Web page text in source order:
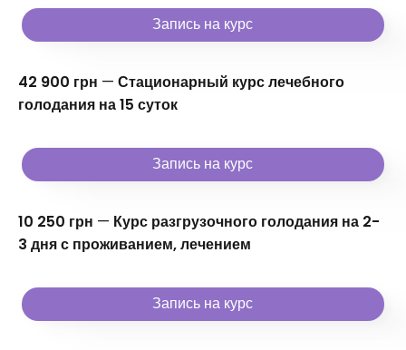
Запись на курс
42 900 грн — Стационарный курс лечебного
голодания на 15 суток
Запись на курс
10 250 грн — Курс разгрузочного голодания на 2-
3 дня с проживанием, лечением
Запись на курс